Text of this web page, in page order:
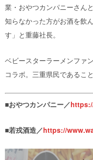
業・おやつカンパニーさん
知らなかった方がお酒を飲
す」と重藤社長。
ベビースターラーメンファ
コラボ。三重県民であるこ
■おやつカンパニー／
■若戎酒造／https://